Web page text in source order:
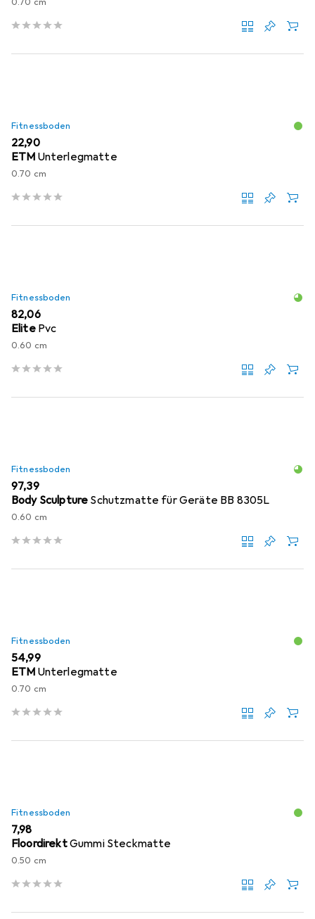
Fitnessboden
EUR
22,90
ETM Unterlegmatte
0.70 cm
Fitnessboden
EUR
82,06
Elite Pvc
0.60 cm
Fitnessboden
EUR
97,39
Body Sculpture Schutzmatte für Geräte BB 8305L
0.60 cm
Fitnessboden
EUR
54,99
ETM Unterlegmatte
0.70 cm
Fitnessboden
EUR
7,98
FloordirektGummi Steckmatte
0.50 cm